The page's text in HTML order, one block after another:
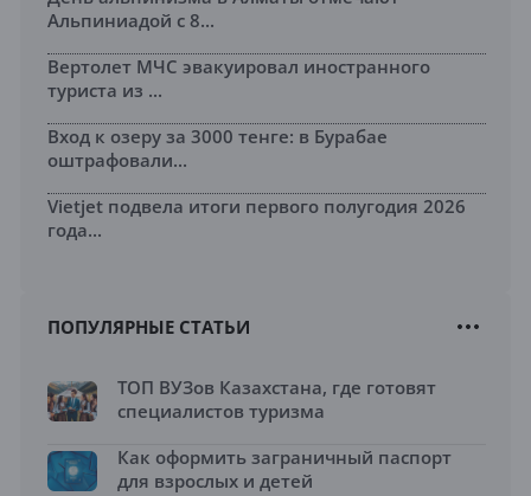
Альпиниадой с 8...
Вертолет МЧС эвакуировал иностранного
туриста из ...
Вход к озеру за 3000 тенге: в Бурабае
оштрафовали...
Vietjet подвела итоги первого полугодия 2026
года...
ПОПУЛЯРНЫЕ СТАТЬИ
ТОП ВУЗов Казахстана, где готовят
специалистов туризма
Как оформить заграничный паспорт
для взрослых и детей